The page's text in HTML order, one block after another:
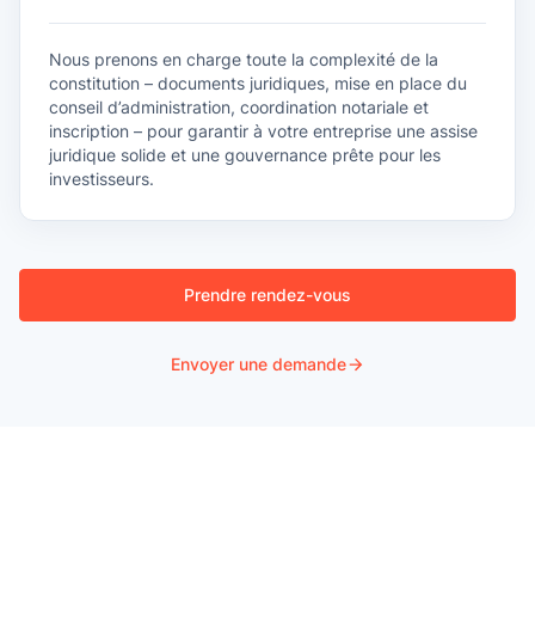
Nous prenons en charge toute la complexité de la
constitution – documents juridiques, mise en place du
conseil d’administration, coordination notariale et
inscription – pour garantir à votre entreprise une assise
juridique solide et une gouvernance prête pour les
investisseurs.
Prendre rendez-vous
Envoyer une demande